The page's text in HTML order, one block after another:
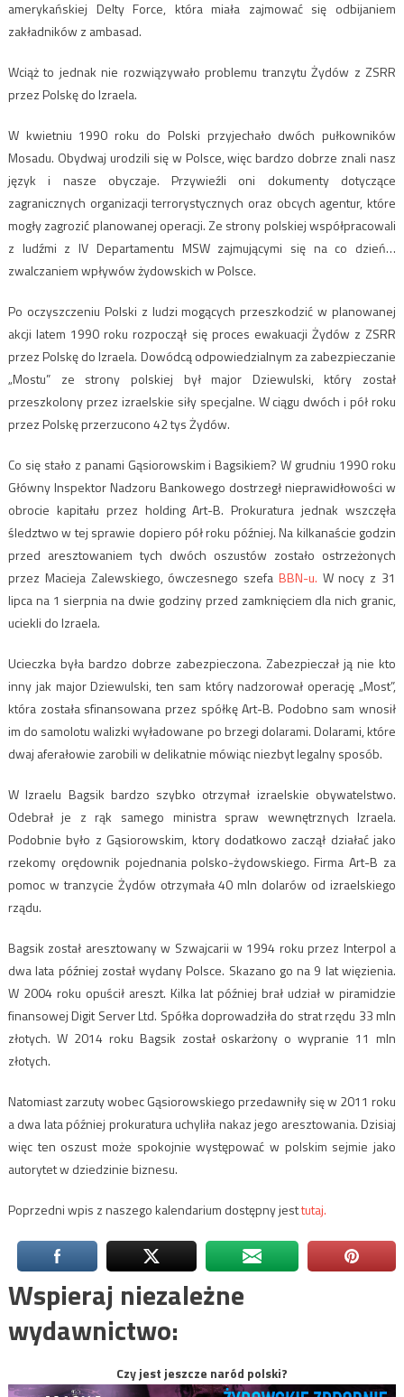
amerykańskiej Delty Force, która miała zajmować się odbijaniem
zakładników z ambasad.
Wciąż to jednak nie rozwiązywało problemu tranzytu Żydów z ZSRR
przez Polskę do Izraela.
W kwietniu 1990 roku do Polski przyjechało dwóch pułkowników
Mosadu. Obydwaj urodzili się w Polsce, więc bardzo dobrze znali nasz
język i nasze obyczaje. Przywieźli oni dokumenty dotyczące
zagranicznych organizacji terrorystycznych oraz obcych agentur, które
mogły zagrozić planowanej operacji. Ze strony polskiej współpracowali
z ludźmi z IV Departamentu MSW zajmującymi się na co dzień…
zwalczaniem wpływów żydowskich w Polsce.
Po oczyszczeniu Polski z ludzi mogących przeszkodzić w planowanej
akcji latem 1990 roku rozpoczął się proces ewakuacji Żydów z ZSRR
przez Polskę do Izraela. Dowódcą odpowiedzialnym za zabezpieczanie
„Mostu” ze strony polskiej był major Dziewulski, który został
przeszkolony przez izraelskie siły specjalne. W ciągu dwóch i pół roku
przez Polskę przerzucono 42 tys Żydów.
Co się stało z panami Gąsiorowskim i Bagsikiem? W grudniu 1990 roku
Główny Inspektor Nadzoru Bankowego dostrzegł nieprawidłowości w
obrocie kapitału przez holding Art-B. Prokuratura jednak wszczęła
śledztwo w tej sprawie dopiero pół roku później. Na kilkanaście godzin
przed aresztowaniem tych dwóch oszustów zostało ostrzeżonych
przez Macieja Zalewskiego, ówczesnego szefa BBN-u. W nocy z 31
lipca na 1 sierpnia na dwie godziny przed zamknięciem dla nich granic,
uciekli do Izraela.
Ucieczka była bardzo dobrze zabezpieczona. Zabezpieczał ją nie kto
inny jak major Dziewulski, ten sam który nadzorował operację „Most”,
która została sfinansowana przez spółkę Art-B. Podobno sam wnosił
im do samolotu walizki wyładowane po brzegi dolarami. Dolarami, które
dwaj aferałowie zarobili w delikatnie mówiąc niezbyt legalny sposób.
W Izraelu Bagsik bardzo szybko otrzymał izraelskie obywatelstwo.
Odebrał je z rąk samego ministra spraw wewnętrznych Izraela.
Podobnie było z Gąsiorowskim, ktory dodatkowo zaczął działać jako
rzekomy orędownik pojednania polsko-żydowskiego. Firma Art-B za
pomoc w tranzycie Żydów otrzymała 40 mln dolarów od izraelskiego
rządu.
Bagsik został aresztowany w Szwajcarii w 1994 roku przez Interpol a
dwa lata później został wydany Polsce. Skazano go na 9 lat więzienia.
W 2004 roku opuścił areszt. Kilka lat później brał udział w piramidzie
finansowej Digit Server Ltd. Spółka doprowadziła do strat rzędu 33 mln
złotych. W 2014 roku Bagsik został oskarżony o wypranie 11 mln
złotych.
Natomiast zarzuty wobec Gąsiorowskiego przedawniły się w 2011 roku
a dwa lata później prokuratura uchyliła nakaz jego aresztowania. Dzisiaj
więc ten oszust może spokojnie występować w polskim sejmie jako
autorytet w dziedzinie biznesu.
Poprzedni wpis z naszego kalendarium dostępny jesttutaj.
Wspieraj niezależne
wydawnictwo:
Czy jest jeszcze naród polski?